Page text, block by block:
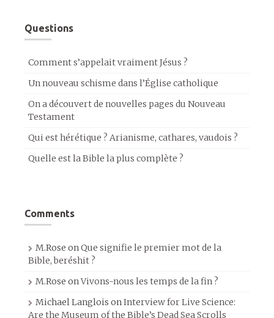
Questions
Comment s’appelait vraiment Jésus ?
Un nouveau schisme dans l’Église catholique
On a découvert de nouvelles pages du Nouveau
Testament
Qui est hérétique ? Arianisme, cathares, vaudois ?
Quelle est la Bible la plus complète ?
Comments
M.Rose onQue signifie le premier mot de la
Bible, beréshit ?
M.Rose onVivons-nous les temps de la fin ?
Michael Langlois onInterview for Live Science:
Are the Museum of the Bible’s Dead Sea Scrolls